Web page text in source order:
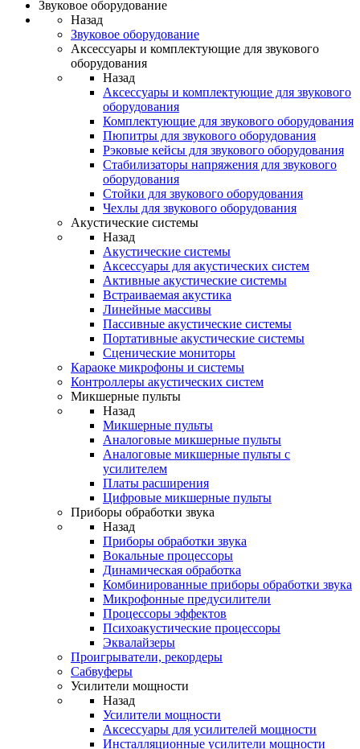
Звуковое оборудование
Назад
Звуковое оборудование
Аксессуары и комплектующие для звукового
оборудования
Назад
Аксессуары и комплектующие для звукового
оборудования
Комплектующие для звукового оборудования
Пюпитры для звукового оборудования
Рэковые кейсы для звукового оборудования
Стабилизаторы напряжения для звукового
оборудования
Стойки для звукового оборудования
Чехлы для звукового оборудования
Акустические системы
Назад
Акустические системы
Аксессуары для акустических систем
Активные акустические системы
Встраиваемая акустика
Линейные массивы
Пассивные акустические системы
Портативные акустические системы
Сценические мониторы
Караоке микрофоны и системы
Контроллеры акустических систем
Микшерные пульты
Назад
Микшерные пульты
Аналоговые микшерные пульты
Аналоговые микшерные пульты с
усилителем
Платы расширения
Цифровые микшерные пульты
Приборы обработки звука
Назад
Приборы обработки звука
Вокальные процессоры
Динамическая обработка
Комбинированные приборы обработки звука
Микрофонные предусилители
Процессоры эффектов
Психоакустические процессоры
Эквалайзеры
Проигрыватели, рекордеры
Сабвуферы
Усилители мощности
Назад
Усилители мощности
Аксессуары для усилителей мощности
Инсталляционные усилители мощности